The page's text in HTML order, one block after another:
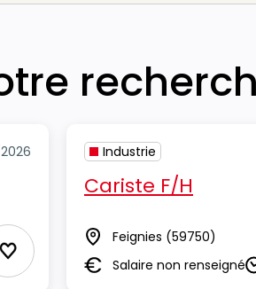
Ajouter aux Favoris
Industrie
Cariste F/H
Lieu Feignies (59750)
SalaireSalaire non renseigné